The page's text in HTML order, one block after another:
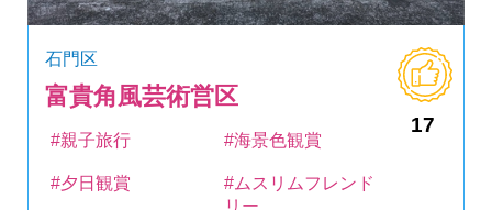
石門区
富貴角風芸術営区
17
#親子旅行 #海景色観賞
#夕日観賞
#ムスリムフレンド